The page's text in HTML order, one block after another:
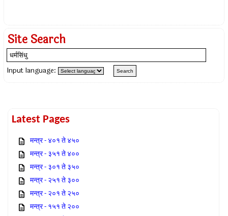
Site Search
Input language:
Latest Pages
मन्त्र - ४०१ ते ४५०
मन्त्र - ३५१ ते ४००
मन्त्र - ३०१ ते ३५०
मन्त्र - २५१ ते ३००
मन्त्र - २०१ ते २५०
मन्त्र - १५१ ते २००